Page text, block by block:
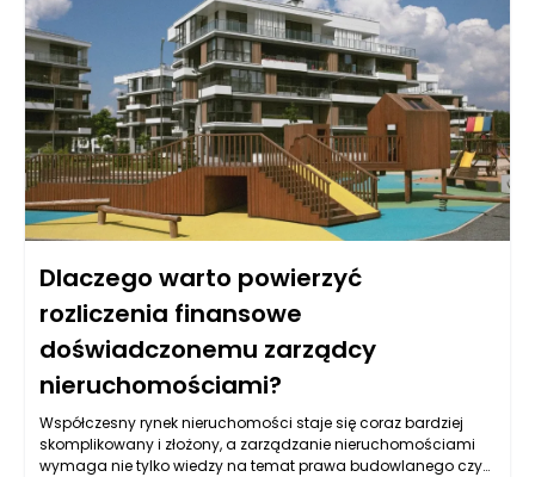
Dlaczego warto powierzyć
rozliczenia finansowe
doświadczonemu zarządcy
nieruchomościami?
Współczesny rynek nieruchomości staje się coraz bardziej
skomplikowany i złożony, a zarządzanie nieruchomościami
wymaga nie tylko wiedzy na temat prawa budowlanego czy